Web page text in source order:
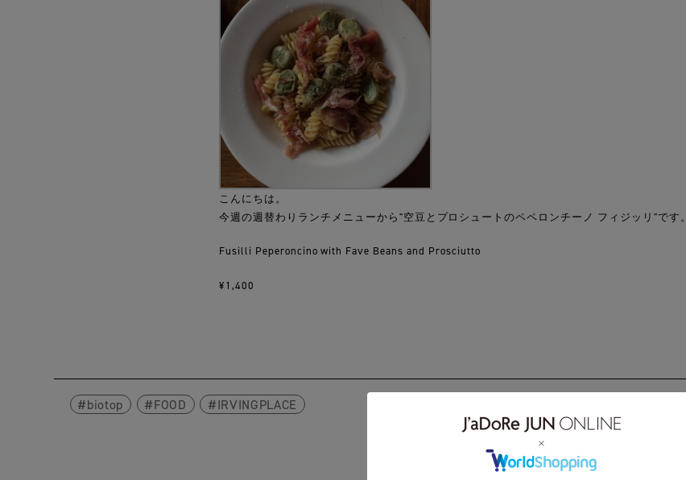
こんにちは。
今週の週替わりランチメニューから"空豆とプロシュートのペペロンチーノ フィジッリ"です。
Fusilli Peperoncino with Fave Beans and Prosciutto
¥1,400
biotop FOOD IRVINGPLACE